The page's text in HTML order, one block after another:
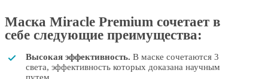
Маска Miracle Premium сочетает в
себе следующие преимущества:
Высокая эффективность. В маске сочетаются 3
света, эффективность которых доказана научным